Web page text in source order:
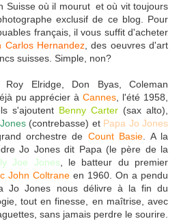
Suisse où il mourut et où vit toujours
exclusif de ce blog. Pour
français, il vous suffit d'acheter
Carlos Hernandez, des oeuvres d'art
suisses. Simple, non?
Elridge, Don Byas, Coleman
pu apprécier àCannes , l'été 1958,
s'ajoutent Benny Carter (sax alto),
(contrebasse) et Papa Jo Jones
orchestre de Count Basie . A la
Jo Jones dit Papa (le père de la
Joe Jones , le batteur du premier
John Coltrane en 1960. On a pendu
Jo Jones nous délivre à la fin du
tout en finesse, en maîtrise, avec
sans jamais perdre le sourire.